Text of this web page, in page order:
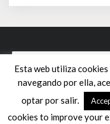
Search
for:
© 2026 sui géneris
Esta web utiliza
navegando por ella,
optar por salir.
cookies to improve your